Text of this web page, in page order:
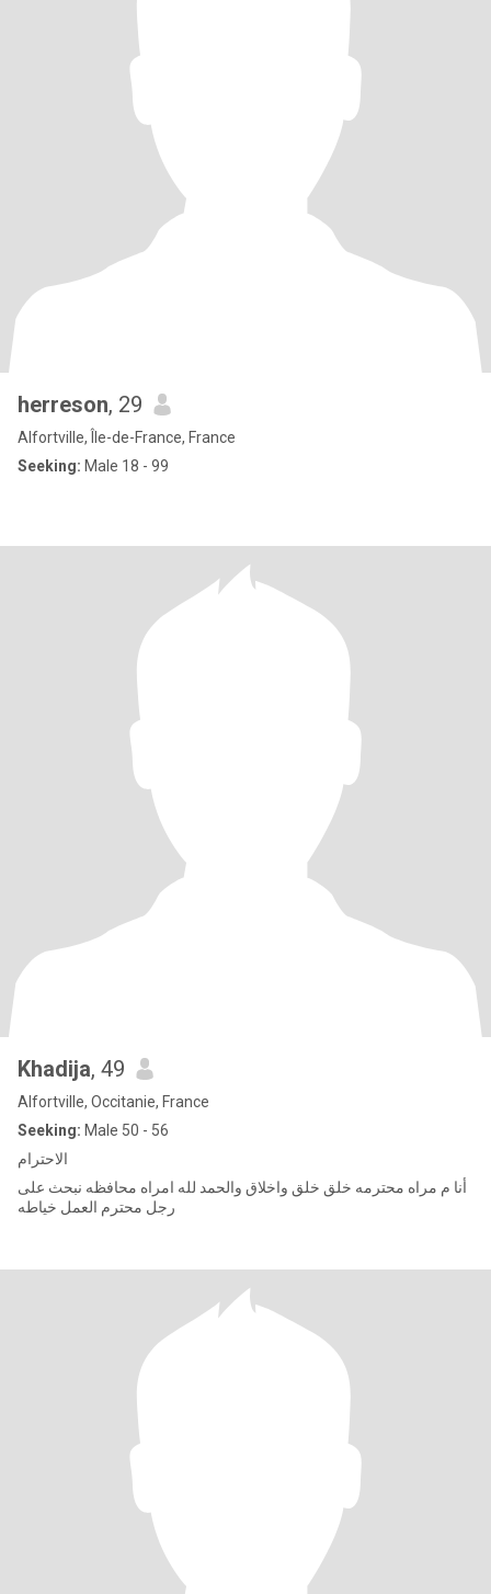
herreson, 29
Alfortville, Île-de-France, France
Seeking: Male 18 - 99
Khadija, 49
Alfortville, Occitanie, France
Seeking: Male 50 - 56
الاحترام
أنا م مراه محترمه خلق خلق واخلاق والحمد لله امراه محافظه نبحث على
رجل محترم العمل خياطه